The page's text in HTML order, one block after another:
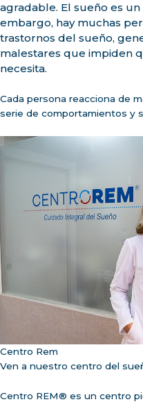
agradable. El sueño es
embargo, hay muchas
trastornos del sueño,
malestares que impiden
necesita.
Cada persona reacciona de
serie de comportamientos y
Centro Rem
Ven a nuestro centro del
Centro REM® es un centro